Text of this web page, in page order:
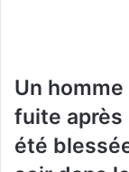
Un
fuite après
été